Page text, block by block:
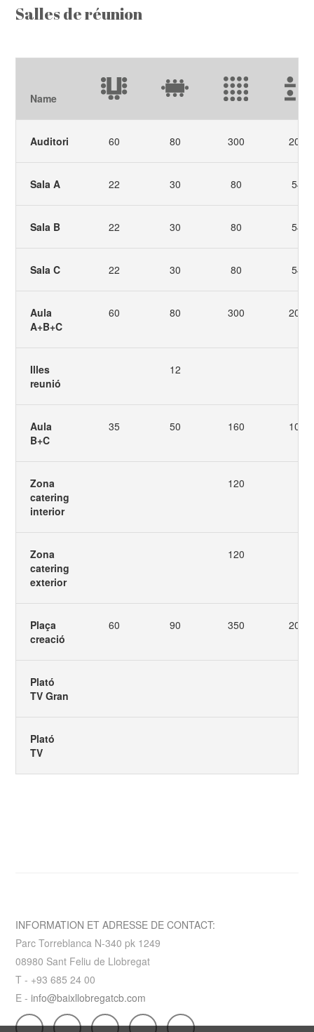
Salles de réunion
Name
Auditori 60 80 300 200
Sala A 22 30 80 54
Sala B 22 30 80 54
Sala C 22 30 80 54
Aula
A+B+C
60 80 300 200
Illes
reunió
12
Aula
B+C
35 50 160 108
Zona
catering
interior
120
Zona
catering
exterior
120
Plaça
creació
60 90 350 200
Plató
TV Gran
Plató
TV
INFORMATION ET ADRESSE DE CONTACT:
Parc Torreblanca N-340 pk 1249
08980 Sant Feliu de Llobregat
T - +93 685 24 00
E - info@baixllobregatcb.com